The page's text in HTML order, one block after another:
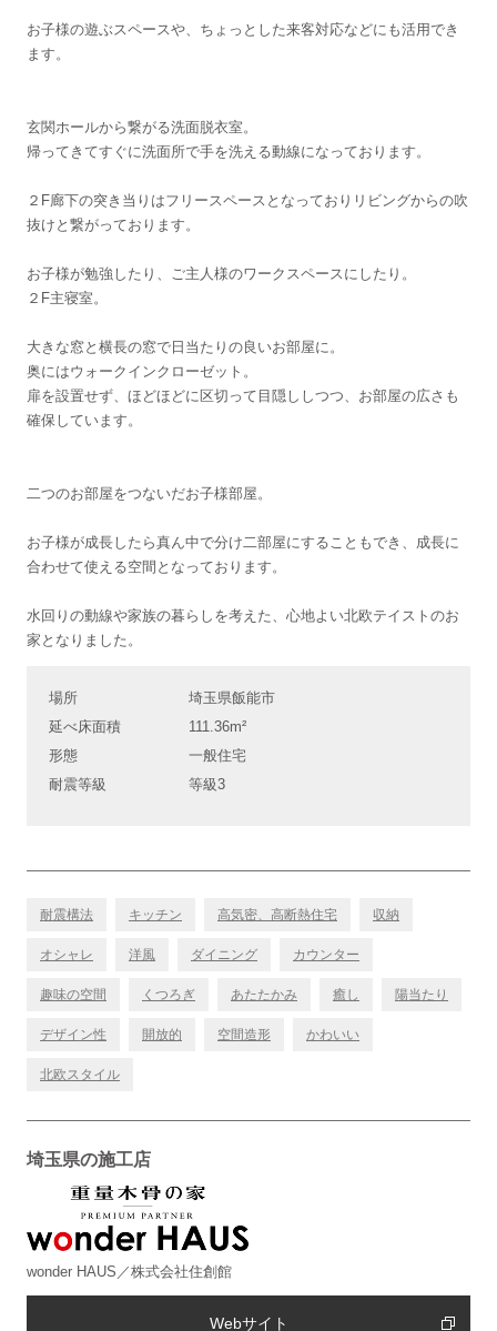
お子様の遊ぶスペースや、ちょっとした来客対応などにも活用でき
ます。
玄関ホールから繋がる洗面脱衣室。
帰ってきてすぐに洗面所で手を洗える動線になっております。
２F廊下の突き当りはフリースペースとなっておりリビングからの吹
抜けと繋がっております。
お子様が勉強したり、ご主人様のワークスペースにしたり。
２F主寝室。
大きな窓と横長の窓で日当たりの良いお部屋に。
奥にはウォークインクローゼット。
扉を設置せず、ほどほどに区切って目隠ししつつ、お部屋の広さも
確保しています。
二つのお部屋をつないだお子様部屋。
お子様が成長したら真ん中で分け二部屋にすることもでき、成長に
合わせて使える空間となっております。
水回りの動線や家族の暮らしを考えた、心地よい北欧テイストのお
家となりました。
場所
埼玉県飯能市
延べ床面積
111.36m²
形態
一般住宅
耐震等級
等級3
耐震構法 キッチン 高気密、高断熱住宅 収納
オシャレ 洋風 ダイニング カウンター
趣味の空間 くつろぎ あたたかみ 癒し 陽当たり
デザイン性 開放的 空間造形 かわいい
北欧スタイル
埼玉県の施工店
wonder HAUS／株式会社住創館
Webサイト